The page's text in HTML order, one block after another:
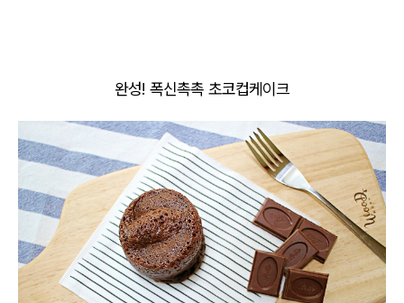
완성! 폭신촉촉 초코컵케이크